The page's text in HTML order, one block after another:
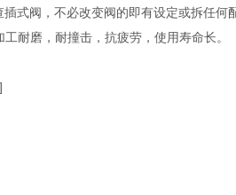
式阀，不必改变阀的即有设定或拆任何
耐磨，耐撞击，抗疲劳，使用寿命长。